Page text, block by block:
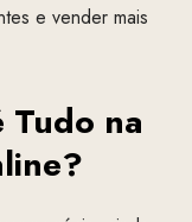
e vender mais
Tudo na